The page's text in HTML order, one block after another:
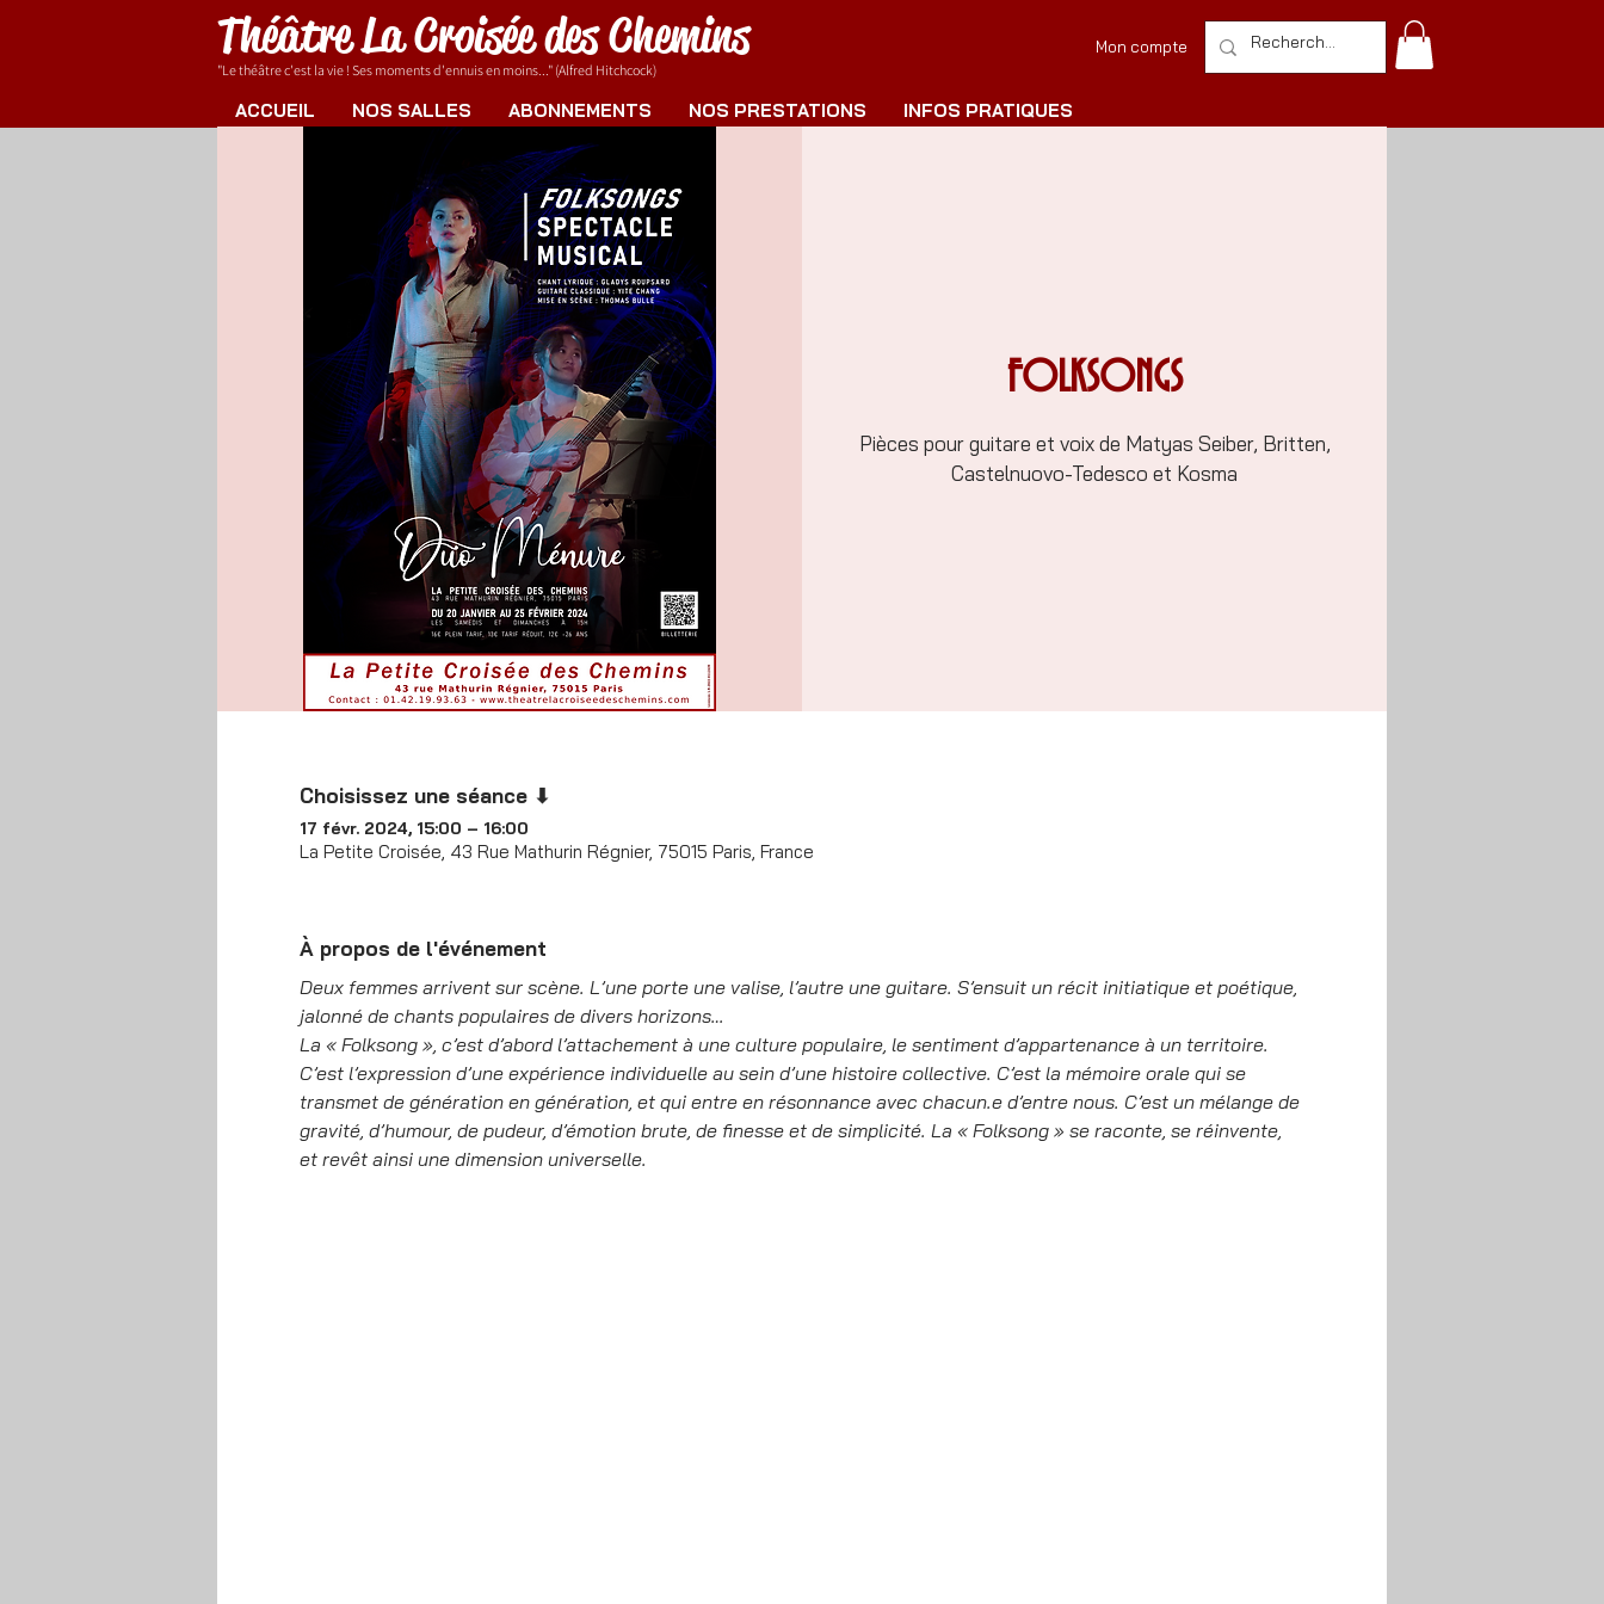
Théâtre La Croisée des Chemins
"Le théâtre c'est la vie ! Ses moments d'ennuis en moins..." (Alfred Hitchcock)
Mon compte
ACCUEIL NOS SALLES ABONNEMENTS NOS PRESTATIONS INFOS PRATIQUES
FOLKSONGS
Pièces pour guitare et voix de Matyas Seiber, Britten,
Castelnuovo-Tedesco et Kosma
Choisissez une séance ⬇
17 févr. 2024, 15:00 – 16:00
La Petite Croisée, 43 Rue Mathurin Régnier, 75015 Paris, France
À propos de l'événement
Deux femmes arrivent sur scène. L’une porte une valise, l’autre une guitare. S’ensuit un récit initiatique et poétique,
jalonné de chants populaires de divers horizons…
La « Folksong », c’est d’abord l’attachement à une culture populaire, le sentiment d’appartenance à un territoire.
C’est l’expression d’une expérience individuelle au sein d’une histoire collective. C’est la mémoire orale qui se
transmet de génération en génération, et qui entre en résonnance avec chacun.e d’entre nous. C’est un mélange de
gravité, d’humour, de pudeur, d’émotion brute, de finesse et de simplicité. La « Folksong » se raconte, se réinvente,
et revêt ainsi une dimension universelle.